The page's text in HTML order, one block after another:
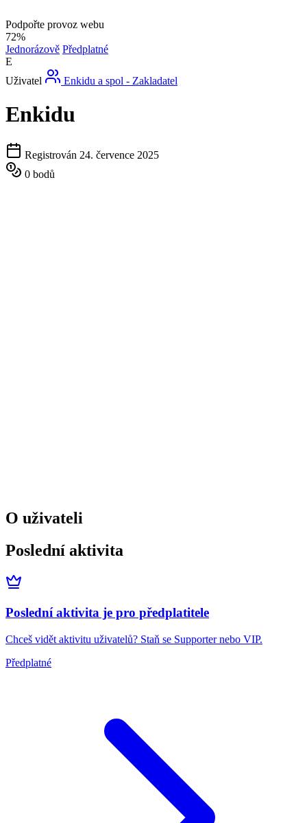
Podpořte provoz webu
72%
Jednorázově Předplatné
E
Uživatel
Enkidu a spol - Zakladatel
Enkidu
Registrován 24. července 2025
0 bodů
O uživateli
Poslední aktivita
Poslední aktivita je pro předplatitele
Chceš vidět aktivitu uživatelů? Staň se Supporter nebo VIP.
Předplatné